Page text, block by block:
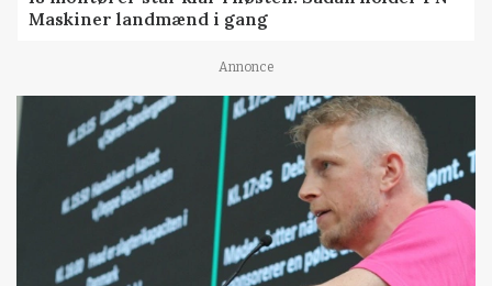
Maskiner landmænd i gang
Annonce